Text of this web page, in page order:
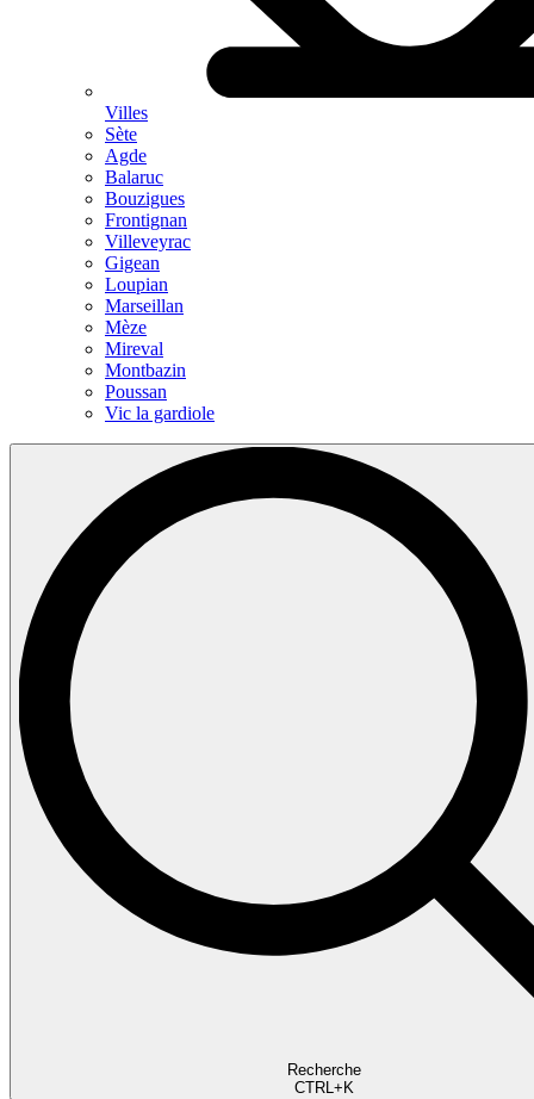
Villes
Sète
Agde
Balaruc
Bouzigues
Frontignan
Villeveyrac
Gigean
Loupian
Marseillan
Mèze
Mireval
Montbazin
Poussan
Vic la gardiole
Recherche
CTRL+K